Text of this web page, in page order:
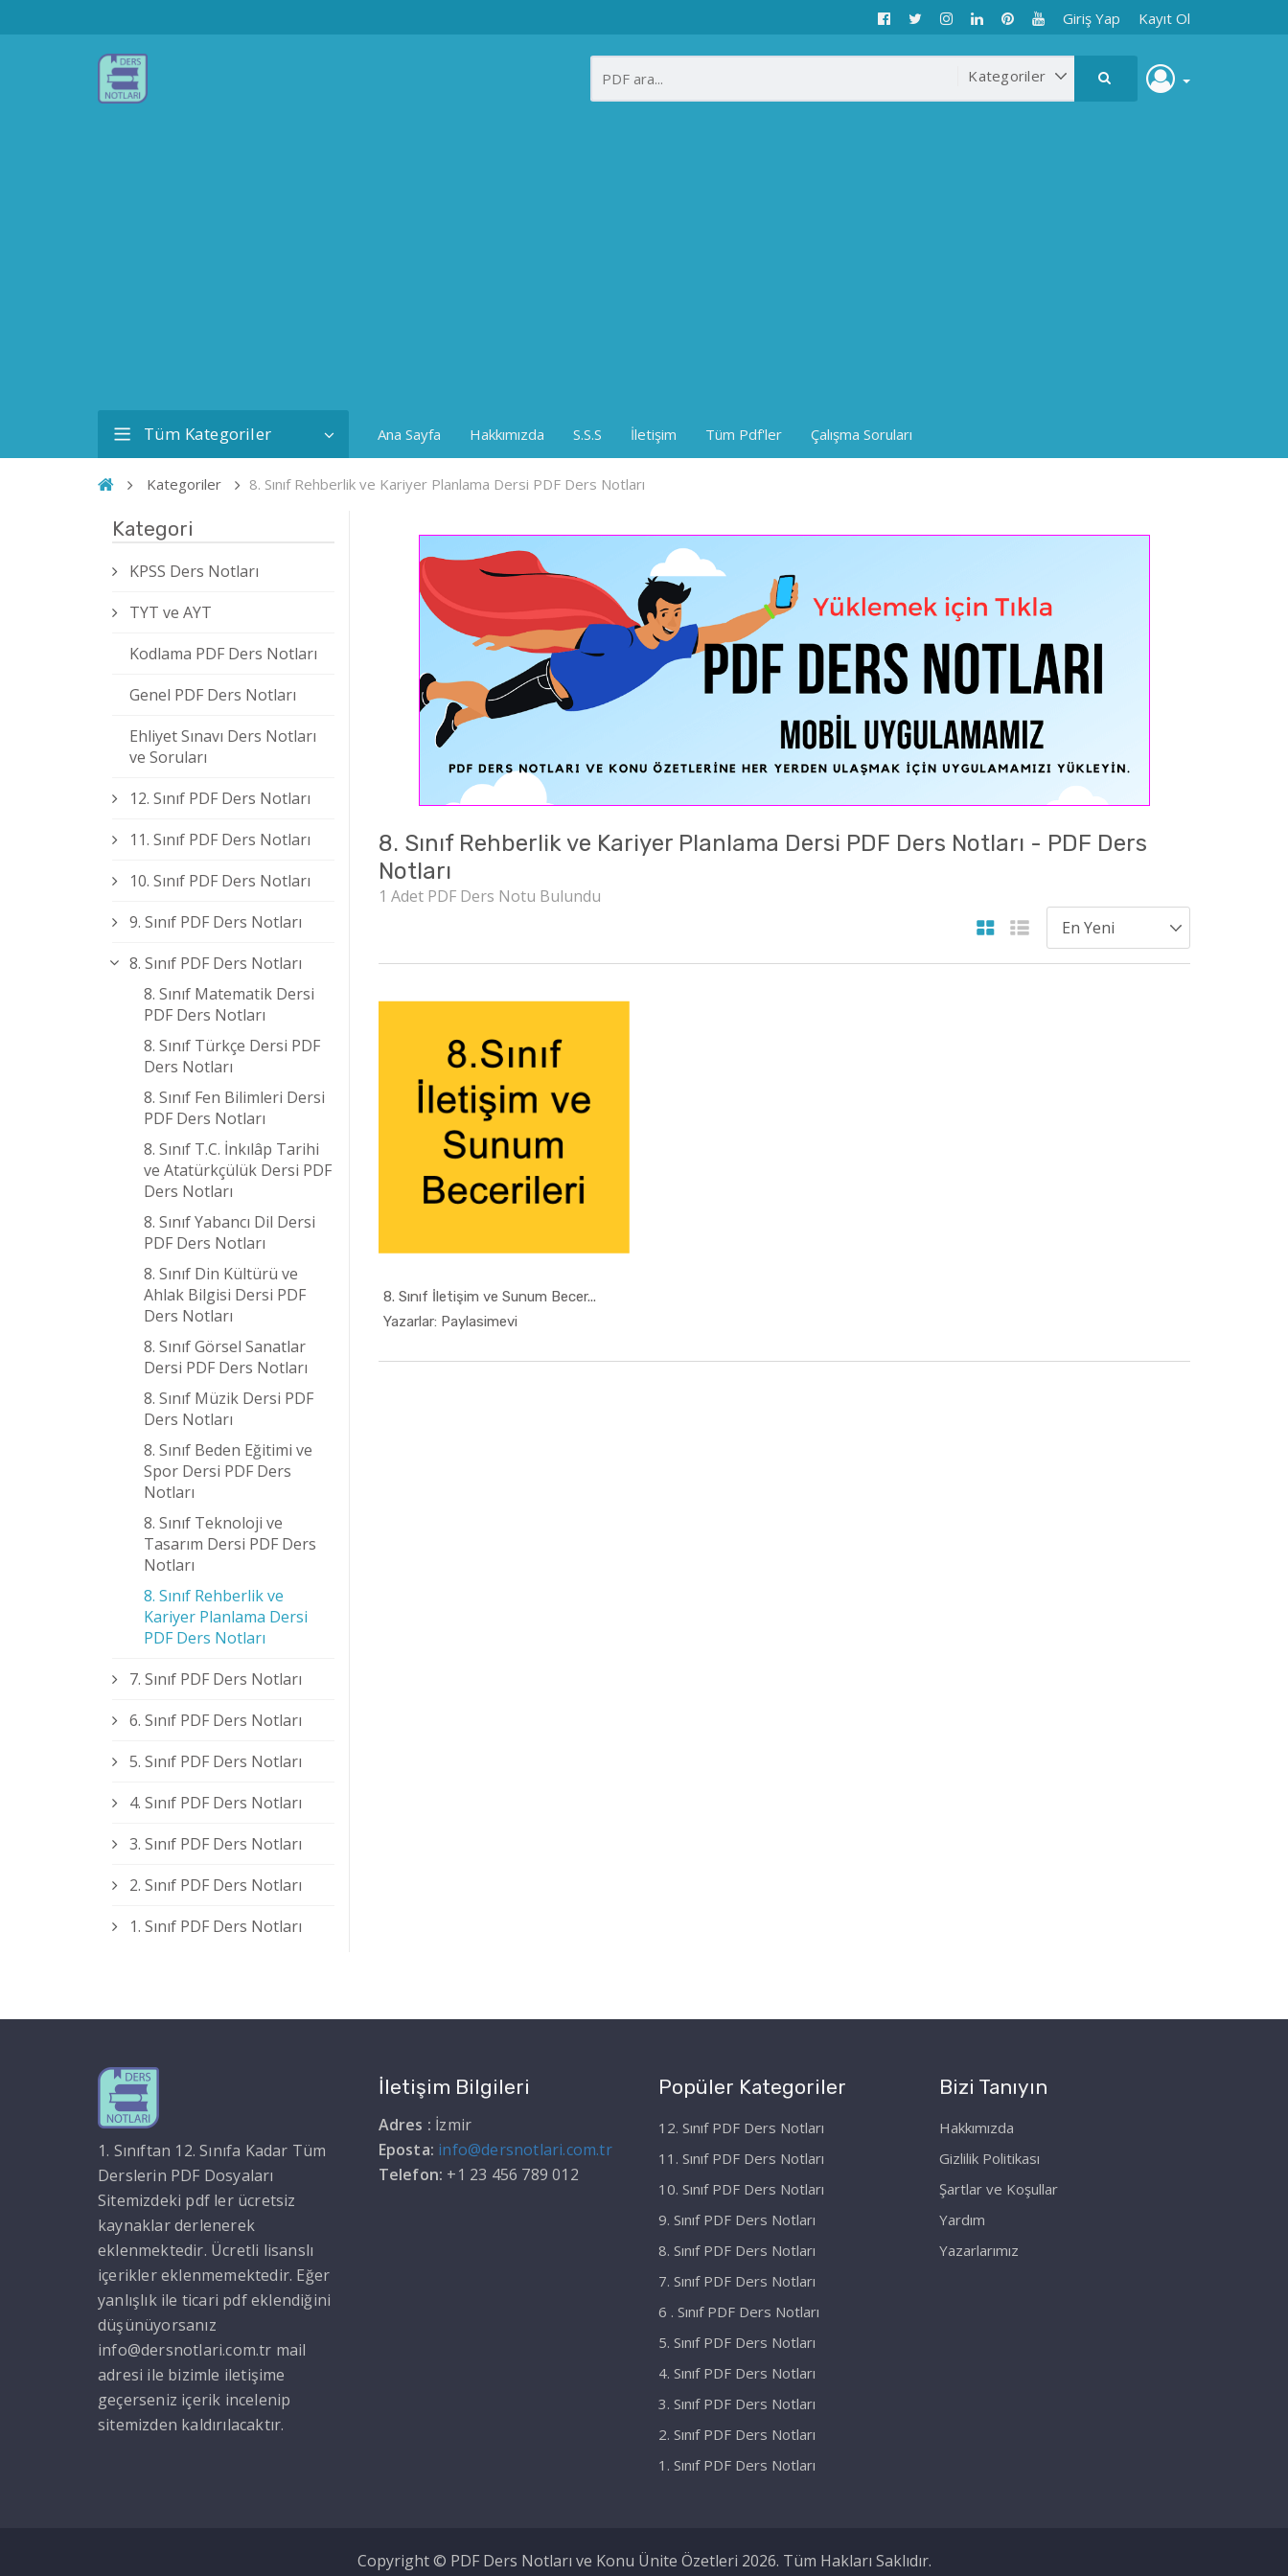
Giriş Yap Kayıt Ol
Tüm Kategoriler Ana Sayfa Hakkımızda S.S.S İletişim Tüm Pdf'ler Çalışma Soruları
Kategoriler 8. Sınıf Rehberlik ve Kariyer Planlama Dersi PDF Ders Notları
Kategori
KPSS Ders Notları
TYT ve AYT
Kodlama PDF Ders Notları
Genel PDF Ders Notları
Ehliyet Sınavı Ders Notları
ve Soruları
12. Sınıf PDF Ders Notları
11. Sınıf PDF Ders Notları
10. Sınıf PDF Ders Notları
9. Sınıf PDF Ders Notları
8. Sınıf PDF Ders Notları
8. Sınıf Matematik Dersi
PDF Ders Notları
8. Sınıf Türkçe Dersi PDF
Ders Notları
8. Sınıf Fen Bilimleri Dersi
PDF Ders Notları
8. Sınıf T.C. İnkılâp Tarihi
ve Atatürkçülük Dersi PDF
Ders Notları
8. Sınıf Yabancı Dil Dersi
PDF Ders Notları
8. Sınıf Din Kültürü ve
Ahlak Bilgisi Dersi PDF
Ders Notları
8. Sınıf Görsel Sanatlar
Dersi PDF Ders Notları
8. Sınıf Müzik Dersi PDF
Ders Notları
8. Sınıf Beden Eğitimi ve
Spor Dersi PDF Ders
Notları
8. Sınıf Teknoloji ve
Tasarım Dersi PDF Ders
Notları
8. Sınıf Rehberlik ve
Kariyer Planlama Dersi
PDF Ders Notları
7. Sınıf PDF Ders Notları
6. Sınıf PDF Ders Notları
5. Sınıf PDF Ders Notları
4. Sınıf PDF Ders Notları
3. Sınıf PDF Ders Notları
2. Sınıf PDF Ders Notları
1. Sınıf PDF Ders Notları
8. Sınıf Rehberlik ve Kariyer Planlama Dersi PDF Ders Notları - PDF Ders
Notları
1 Adet PDF Ders Notu Bulundu
8. Sınıf İletişim ve Sunum Becer...
Yazarlar: Paylasimevi
1. Sınıftan 12. Sınıfa Kadar Tüm
Derslerin PDF Dosyaları
Sitemizdeki pdf ler ücretsiz
kaynaklar derlenerek
eklenmektedir. Ücretli lisanslı
içerikler eklenmemektedir. Eğer
yanlışlık ile ticari pdf eklendiğini
düşünüyorsanız
info@dersnotlari.com.tr mail
adresi ile bizimle iletişime
geçerseniz içerik incelenip
sitemizden kaldırılacaktır.
İletişim Bilgileri
Adres : İzmir
Eposta: info@dersnotlari.com.tr
Telefon: +1 23 456 789 012
Popüler Kategoriler
12. Sınıf PDF Ders Notları
11. Sınıf PDF Ders Notları
10. Sınıf PDF Ders Notları
9. Sınıf PDF Ders Notları
8. Sınıf PDF Ders Notları
7. Sınıf PDF Ders Notları
6 . Sınıf PDF Ders Notları
5. Sınıf PDF Ders Notları
4. Sınıf PDF Ders Notları
3. Sınıf PDF Ders Notları
2. Sınıf PDF Ders Notları
1. Sınıf PDF Ders Notları
Bizi Tanıyın
Hakkımızda
Gizlilik Politikası
Şartlar ve Koşullar
Yardım
Yazarlarımız
Copyright © PDF Ders Notları ve Konu Ünite Özetleri 2026. Tüm Hakları Saklıdır.